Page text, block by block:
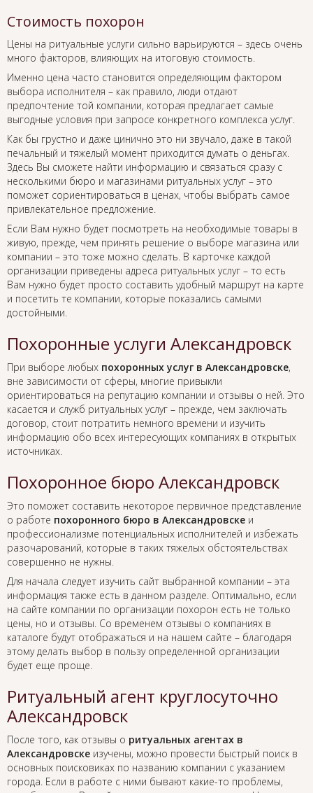
Стоимость похорон
Цены на ритуальные услуги сильно варьируются – здесь очень
много факторов, влияющих на итоговую стоимость.
Именно цена часто становится определяющим фактором
выбора исполнителя – как правило, люди отдают
предпочтение той компании, которая предлагает самые
выгодные условия при запросе конкретного комплекса услуг.
Как бы грустно и даже цинично это ни звучало, даже в такой
печальный и тяжелый момент приходится думать о деньгах.
Здесь Вы сможете найти информацию и связаться сразу с
несколькими бюро и магазинами ритуальных услуг – это
поможет сориентироваться в ценах, чтобы выбрать самое
привлекательное предложение.
Если Вам нужно будет посмотреть на необходимые товары в
живую, прежде, чем принять решение о выборе магазина или
компании – это тоже можно сделать. В карточке каждой
организации приведены адреса ритуальных услуг – то есть
Вам нужно будет просто составить удобный маршрут на карте
и посетить те компании, которые показались самыми
достойными.
Похоронные услуги Александровск
При выборе любых похоронных услуг в Александровске,
вне зависимости от сферы, многие привыкли
ориентироваться на репутацию компании и отзывы о ней. Это
касается и служб ритуальных услуг – прежде, чем заключать
договор, стоит потратить немного времени и изучить
информацию обо всех интересующих компаниях в открытых
источниках.
Похоронное бюро Александровск
Это поможет составить некоторое первичное представление
о работе похоронного бюро в Александровске и
профессионализме потенциальных исполнителей и избежать
разочарований, которые в таких тяжелых обстоятельствах
совершенно не нужны.
Для начала следует изучить сайт выбранной компании – эта
информация также есть в данном разделе. Оптимально, если
на сайте компании по организации похорон есть не только
цены, но и отзывы. Со временем отзывы о компаниях в
каталоге будут отображаться и на нашем сайте – благодаря
этому делать выбор в пользу определенной организации
будет еще проще.
Ритуальный агент круглосуточно
Александровск
После того, как отзывы о ритуальных агентах в
Александровске изучены, можно провести быстрый поиск в
основных поисковиках по названию компании с указанием
города. Если в работе с ними бывают какие-то проблемы,